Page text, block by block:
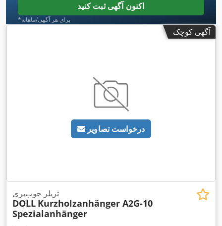
اکنون آگهی ثبت کنید
*برای هر آگهی/ماهانه
آگهی کوچک
درخواست تصاویر
تریلر چوب‌بری
DOLL Kurzholzanhänger A2G-10
Spezialanhänger